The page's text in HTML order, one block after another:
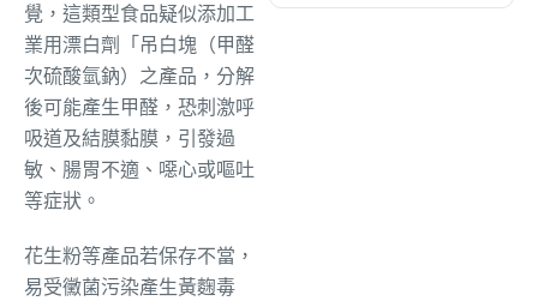
覺，這類型食品疑似添加工
業用漂白劑「吊白塊（甲醛
次硫酸氫鈉）之產品，分解
後可能產生甲醛，恐刺激呼
吸道及結膜黏膜，引發過
敏、腸胃不適、噁心或嘔吐
等症狀。
花生粉等產品若保存不當，
易受黴菌污染產生黃麴毒